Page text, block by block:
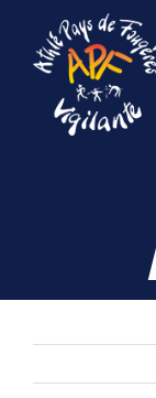
Passer
contenu